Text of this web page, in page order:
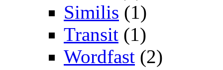
Similis (1)
Transit (1)
Wordfast (2)